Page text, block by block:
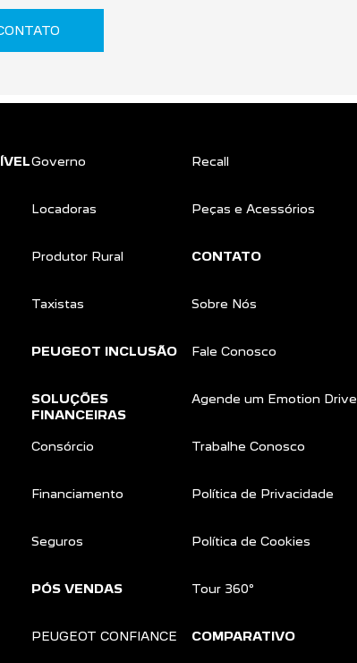
Governo
Locadoras
Produtor Rural
Taxistas
PEUGEOT INCLUSÃO
SOLUÇÕES
FINANCEIRAS
Consórcio
Financiamento
Seguros
PÓS VENDAS
PEUGEOT CONFIANCE
Recall
Peças e Acessórios
CONTATO
Sobre Nós
Fale Conosco
Agende um Emotion Drive
Trabalhe Conosco
Política de Privacidade
Política de Cookies
Tour 360º
COMPARATIVO